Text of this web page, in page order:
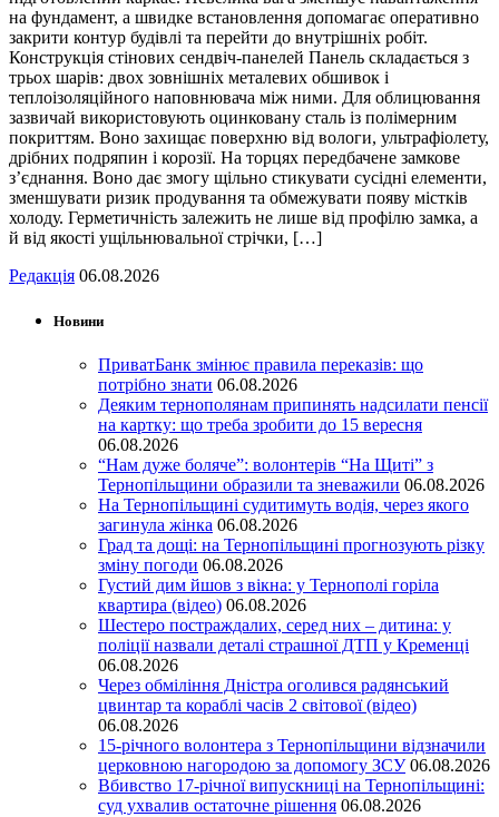
на фундамент, а швидке встановлення допомагає оперативно
закрити контур будівлі та перейти до внутрішніх робіт.
Конструкція стінових сендвіч-панелей Панель складається з
трьох шарів: двох зовнішніх металевих обшивок і
теплоізоляційного наповнювача між ними. Для облицювання
зазвичай використовують оцинковану сталь із полімерним
покриттям. Воно захищає поверхню від вологи, ультрафіолету,
дрібних подряпин і корозії. На торцях передбачене замкове
з’єднання. Воно дає змогу щільно стикувати сусідні елементи,
зменшувати ризик продування та обмежувати появу містків
холоду. Герметичність залежить не лише від профілю замка, а
й від якості ущільнювальної стрічки, […]
Редакція 06.08.2026
Новини
ПриватБанк змінює правила переказів: що
потрібно знати 06.08.2026
Деяким тернополянам припинять надсилати пенсії
на картку: що треба зробити до 15 вересня
06.08.2026
“Нам дуже боляче”: волонтерів “На Щиті” з
Тернопільщини образили та зневажили 06.08.2026
На Тернопільщині судитимуть водія, через якого
загинула жінка 06.08.2026
Град та дощі: на Тернопільщині прогнозують різку
зміну погоди 06.08.2026
Густий дим йшов з вікна: у Тернополі горіла
квартира (відео) 06.08.2026
Шестеро постраждалих, серед них – дитина: у
поліції назвали деталі страшної ДТП у Кременці
06.08.2026
Через обміління Дністра оголився радянський
цвинтар та кораблі часів 2 світової (відео)
06.08.2026
15-річного волонтера з Тернопільщини відзначили
церковною нагородою за допомогу ЗСУ 06.08.2026
Вбивство 17-річної випускниці на Тернопільщині:
суд ухвалив остаточне рішення 06.08.2026